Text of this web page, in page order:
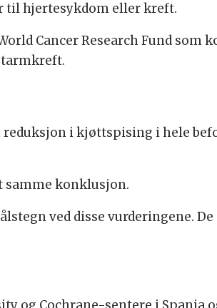
til hjertesykdom eller kreft.
Cancer Research Fund som
i kjøttspising i hele
samme konklusjon.
ved disse vurderingene.